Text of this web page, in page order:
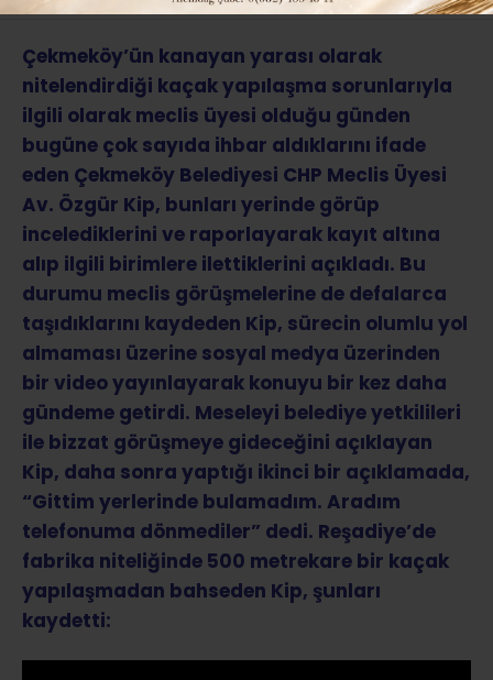
Çekmeköy’ün kanayan yarası olarak
nitelendirdiği kaçak yapılaşma sorunlarıyla
ilgili olarak meclis üyesi olduğu günden
bugüne çok sayıda ihbar aldıklarını ifade
eden Çekmeköy Belediyesi CHP Meclis Üyesi
Av. Özgür Kip, bunları yerinde görüp
incelediklerini ve raporlayarak kayıt altına
alıp ilgili birimlere ilettiklerini açıkladı. Bu
durumu meclis görüşmelerine de defalarca
taşıdıklarını kaydeden Kip, sürecin olumlu yol
almaması üzerine sosyal medya üzerinden
bir video yayınlayarak konuyu bir kez daha
gündeme getirdi. Meseleyi belediye yetkilileri
ile bizzat görüşmeye gideceğini açıklayan
Kip, daha sonra yaptığı ikinci bir açıklamada,
“Gittim yerlerinde bulamadım. Aradım
telefonuma dönmediler” dedi. Reşadiye’de
fabrika niteliğinde 500 metrekare bir kaçak
yapılaşmadan bahseden Kip, şunları
kaydetti: